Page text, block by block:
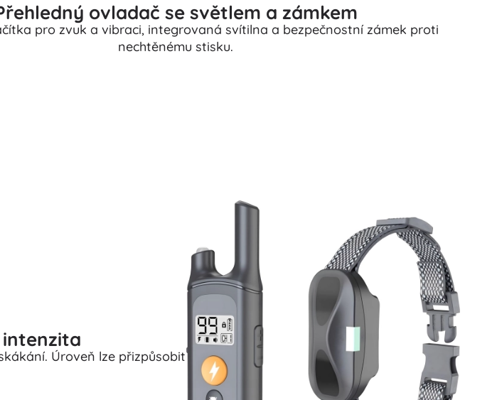
ovladač se světlem a zámkem
pro zvuk a vibraci, integrovaná svítilna a bezpečnostní zámek proti
nechtěnému stisku.
Úroveň lze přizpůsobit